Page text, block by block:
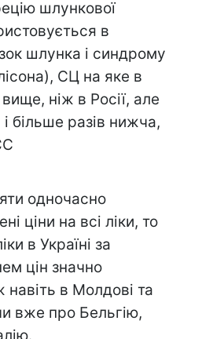
шлункової
в
шлунка і синдрому
СЦ на яке в
ніж в Росії, але
більше разів нижча,
одночасно
ціни на всі ліки, то
в Україні за
цін значно
навіть в Молдові та
вже про Бельгію,